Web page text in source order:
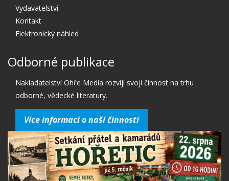
Vydavatelství
Kontakt
Elektronický náhled
Odborné publikace
Nakladatelství Ohře Media rozvíjí svoji činnost na trhu
odborné, vědecké literatury.
Více informací o naší činnosti